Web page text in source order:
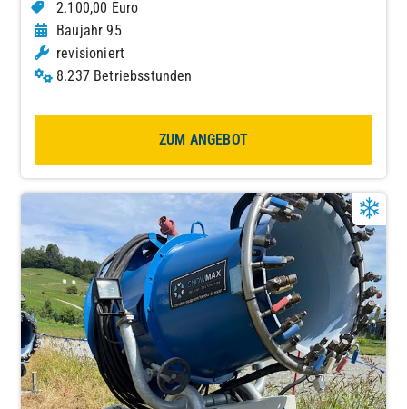
2.100,00 Euro
Baujahr 95
revisioniert
8.237 Betriebsstunden
ZUM ANGEBOT